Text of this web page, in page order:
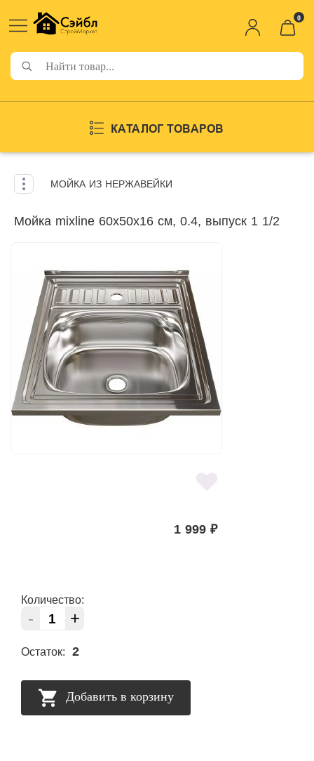
0
КАТАЛОГ ТОВАРОВ
МОЙКА ИЗ НЕРЖАВЕЙКИ
Мойка mixline 60х50х16 см, 0.4, выпуск 1 1/2
1 999 ₽
Количество:
- +
Остаток: 2
Добавить в корзину